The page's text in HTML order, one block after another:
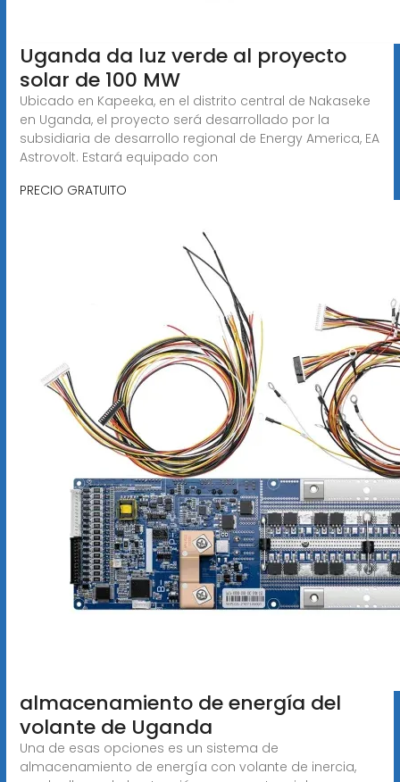
Uganda da luz verde al proyecto
solar de 100 MW
Ubicado en Kapeeka, en el distrito central de Nakaseke
en Uganda, el proyecto será desarrollado por la
subsidiaria de desarrollo regional de Energy America, EA
Astrovolt. Estará equipado con
PRECIO GRATUITO
almacenamiento de energía del
volante de Uganda
Una de esas opciones es un sistema de
almacenamiento de energía con volante de inercia,